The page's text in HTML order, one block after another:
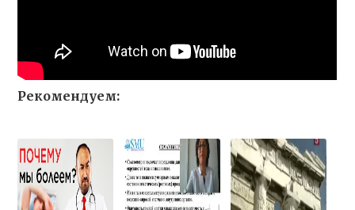
Рекомендуем: